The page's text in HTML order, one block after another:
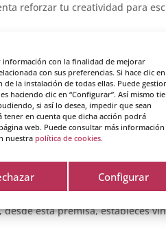
información con la finalidad de mejorar
con sus preferencias. Si hace clic
la instalación de todas ellas. Puede
haciendo clic en “Configurar”. Así mismo
si así lo desea, impedir que sean
en cuenta que dicha acción podrá
web. Puede consultar más información
nuestra política de cookies.
Configurar
reforzar tu creatividad para
amigos también son
tantos medios tecnológicos para
que te permiten alcanzar
puesto que, en la medida en la
esta premisa, estableces